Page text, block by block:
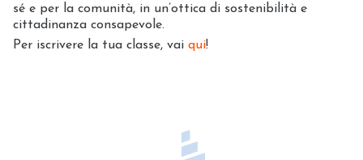
sé e per la comunità, in un’ottica di sostenibilità e
cittadinanza consapevole.
Per iscrivere la tua classe, vai qui!